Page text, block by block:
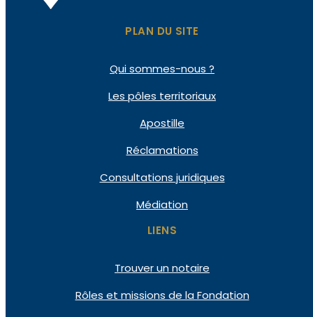
PLAN DU SITE
Quisommes-nous ?
Les pôles territoriaux
Apostille
Réclamations
Consultations juridiques
Médiation
LIENS
Trouver un notaire
Rôles et missions de la Fondation